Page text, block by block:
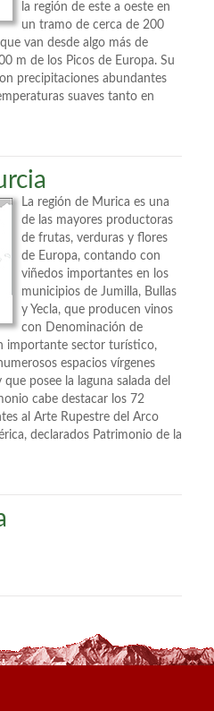
la región de este a oeste en
un tramo de cerca de 200
van desde algo más de
m de los Picos de Europa. Su
precipitaciones abundantes
suaves tanto en
La región de Murica es una
de las mayores productoras
de frutas, verduras y flores
de Europa, contando con
viñedos importantes en los
municipios de Jumilla, Bullas
y Yecla, que producen vinos
con Denominación de
importante sector turístico,
espacios vírgenes
posee la laguna salada del
cabe destacar los 72
al Arte Rupestre del Arco
declarados Patrimonio de la